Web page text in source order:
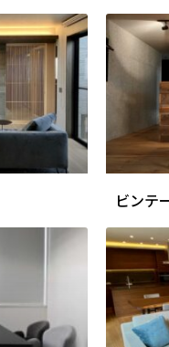
ビンテ